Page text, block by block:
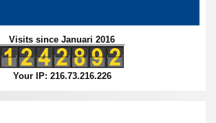
Visits since Januari 2016
Your IP: 216.73.216.226